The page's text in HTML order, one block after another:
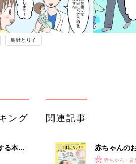
鳥野とり子
ング
る本
2才
関連記事
赤ちゃんの
てのひよこ
赤ちゃん・育